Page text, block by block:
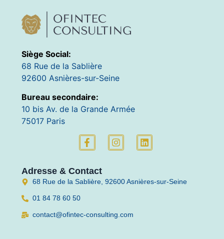
Siège Social:
68 Rue de la Sablière
92600 Asnières-sur-Seine
Bureau secondaire:
10 bis Av. de la Grande Armée
75017 Paris
Adresse & Contact
68 Rue de la Sablière, 92600 Asnières-sur-Seine
01 84 78 60 50
contact@ofintec-consulting.com